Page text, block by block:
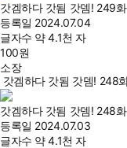
갓겜하다 갓됨 갓뎀! 249화
등록일 2024.07.04
글자수 약 4.1천 자
100원
소장
갓겜하다 갓됨 갓뎀! 248
갓겜하다 갓됨 갓뎀! 248화
등록일 2024.07.03
글자수 약 4.1천 자